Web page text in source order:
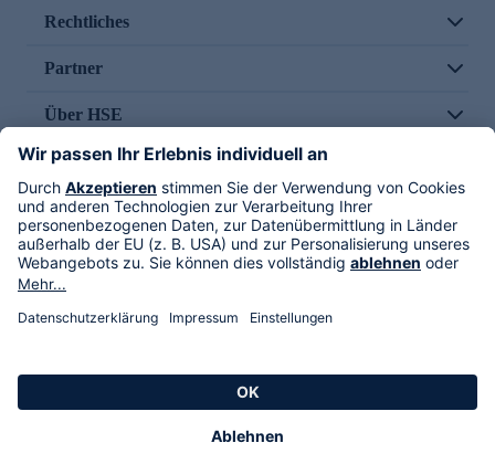
Rechtliches
Partner
Über HSE
Im TV
HSE International